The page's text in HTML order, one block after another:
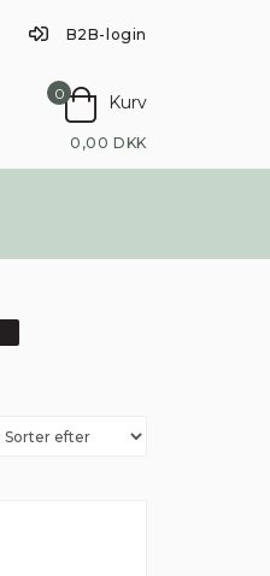
B2B-login
0 Kurv
0,00 DKK